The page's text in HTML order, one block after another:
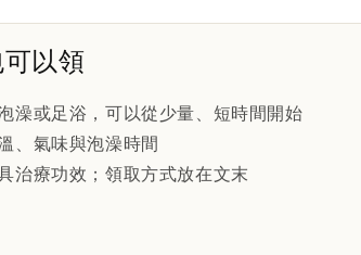
以領
澡或足浴，可以從少量、短時間開始
、氣味與泡澡時間
治療功效；領取方式放在文末